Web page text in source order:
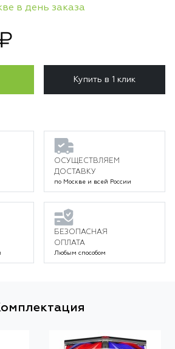
в день заказа
Купить в 1 клик
ОСУЩЕСТВЛЯЕМ
ДОСТАВКУ
по Москве и всей России
БЕЗОПАСНАЯ
ОПЛАТА
Любым способом